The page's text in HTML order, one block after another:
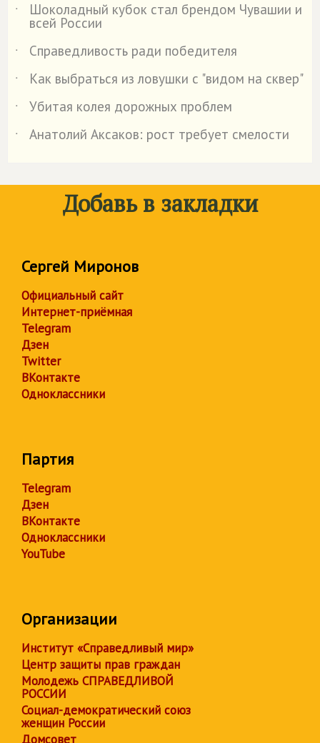
˙ Шоколадный кубок стал брендом Чувашии и
всей России
˙
Справедливость ради победителя
˙
Как выбраться из ловушки с "видом на сквер"
˙
Убитая колея дорожных проблем
˙
Анатолий Аксаков: рост требует смелости
Добавь в закладки
Сергей Миронов
Официальный сайт
Интернет-приёмная
Telegram
Дзен
Twitter
ВКонтакте
Одноклассники
Партия
Telegram
Дзен
ВКонтакте
Одноклассники
YouTube
Организации
Институт «Справедливый мир»
Центр защиты прав граждан
Молодежь СПРАВЕДЛИВОЙ
РОССИИ
Социал-демократический союз
женщин России
Домсовет